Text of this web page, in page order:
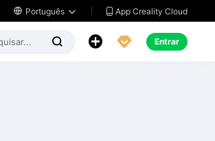
 Português   App Creality Cloud
   Entrar